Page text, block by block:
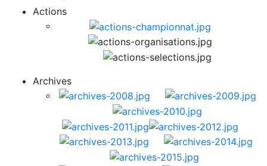
Actions
Archives